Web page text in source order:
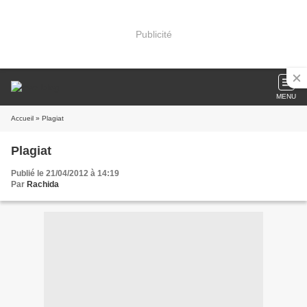
Publicité
MENU
Accueil » Plagiat
Plagiat
Publié le 21/04/2012 à 14:19
Par Rachida